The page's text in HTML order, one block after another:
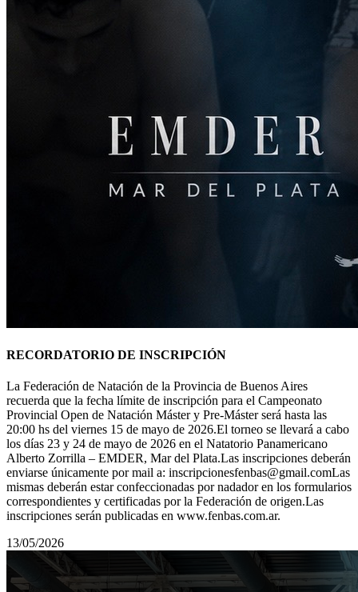
RECORDATORIO DE INSCRIPCIÓN
La Federación de Natación de la Provincia de Buenos Aires
recuerda que la fecha límite de inscripción para el Campeonato
Provincial Open de Natación Máster y Pre-Máster será hasta las
20:00 hs del viernes 15 de mayo de 2026.El torneo se llevará a cabo
los días 23 y 24 de mayo de 2026 en el Natatorio Panamericano
Alberto Zorrilla – EMDER, Mar del Plata.Las inscripciones deberán
enviarse únicamente por mail a: inscripcionesfenbas@gmail.comLas
mismas deberán estar confeccionadas por nadador en los formularios
correspondientes y certificadas por la Federación de origen.Las
inscripciones serán publicadas en www.fenbas.com.ar.
13/05/2026